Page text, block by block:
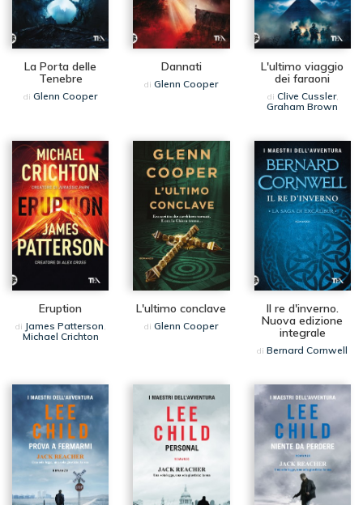
La Porta delle
Tenebre
diGlenn Cooper
Dannati
diGlenn Cooper
L'ultimo viaggio
dei faraoni
di Clive Cussler,
Graham Brown
Eruption
di James Patterson,
Michael Crichton
L'ultimo conclave
diGlenn Cooper
Il re d'inverno.
Nuova edizione
integrale
di Bernard Cornwell